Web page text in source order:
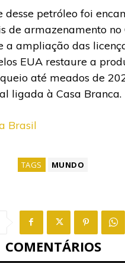
desse petróleo foi
de armazenamento no
a ampliação das
EUA restaure a
até meados de
ligada à Casa Branca.
Brasil
TAGS MUNDO
COMENTÁRIOS